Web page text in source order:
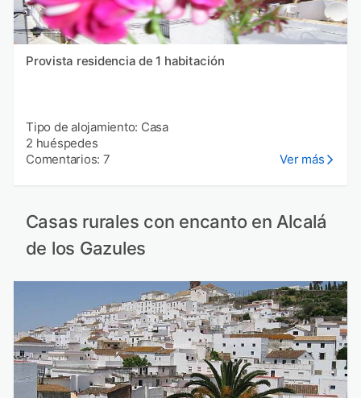
Provista residencia de 1 habitación
Tipo de alojamiento: Casa
2 huéspedes
Comentarios: 7
Ver más
Casas rurales con encanto en Alcalá
de los Gazules